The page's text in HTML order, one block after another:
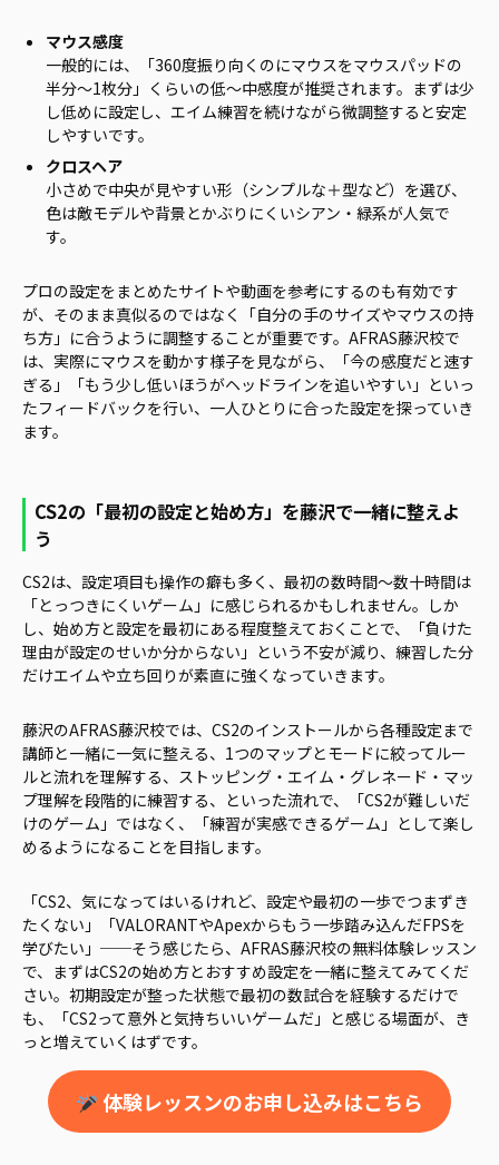
マウス感度
一般的には、「360度振り向くのにマウスをマウスパッドの
半分〜1枚分」くらいの低〜中感度が推奨されます。まずは少
し低めに設定し、エイム練習を続けながら微調整すると安定
しやすいです。
クロスヘア
小さめで中央が見やすい形（シンプルな＋型など）を選び、
色は敵モデルや背景とかぶりにくいシアン・緑系が人気で
す。
プロの設定をまとめたサイトや動画を参考にするのも有効です
が、そのまま真似るのではなく「自分の手のサイズやマウスの持
ち方」に合うように調整することが重要です。AFRAS藤沢校で
は、実際にマウスを動かす様子を見ながら、「今の感度だと速す
ぎる」「もう少し低いほうがヘッドラインを追いやすい」といっ
たフィードバックを行い、一人ひとりに合った設定を探っていき
ます。
CS2の「最初の設定と始め方」を藤沢で一緒に整えよ
う
CS2は、設定項目も操作の癖も多く、最初の数時間〜数十時間は
「とっつきにくいゲーム」に感じられるかもしれません。しか
し、始め方と設定を最初にある程度整えておくことで、「負けた
理由が設定のせいか分からない」という不安が減り、練習した分
だけエイムや立ち回りが素直に強くなっていきます。
藤沢のAFRAS藤沢校では、CS2のインストールから各種設定まで
講師と一緒に一気に整える、1つのマップとモードに絞ってルー
ルと流れを理解する、ストッピング・エイム・グレネード・マッ
プ理解を段階的に練習する、といった流れで、「CS2が難しいだ
けのゲーム」ではなく、「練習が実感できるゲーム」として楽し
めるようになることを目指します。
「CS2、気になってはいるけれど、設定や最初の一歩でつまずき
たくない」「VALORANTやApexからもう一歩踏み込んだFPSを
学びたい」──そう感じたら、AFRAS藤沢校の無料体験レッスン
で、まずはCS2の始め方とおすすめ設定を一緒に整えてみてくだ
さい。初期設定が整った状態で最初の数試合を経験するだけで
も、「CS2って意外と気持ちいいゲームだ」と感じる場面が、き
っと増えていくはずです。
体験レッスンのお申し込みはこちら